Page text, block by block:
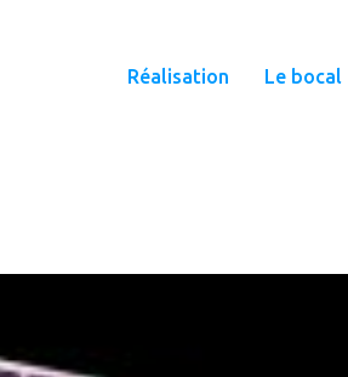
Réalisation Le bocal